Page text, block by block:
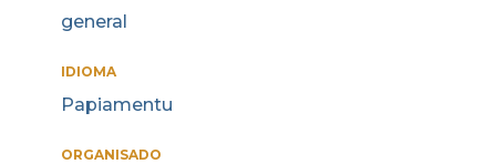
general
IDIOMA
Papiamentu
ORGANISADO